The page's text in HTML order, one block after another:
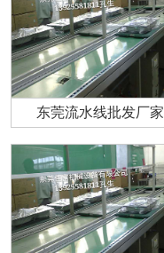
东莞流水线批发厂家